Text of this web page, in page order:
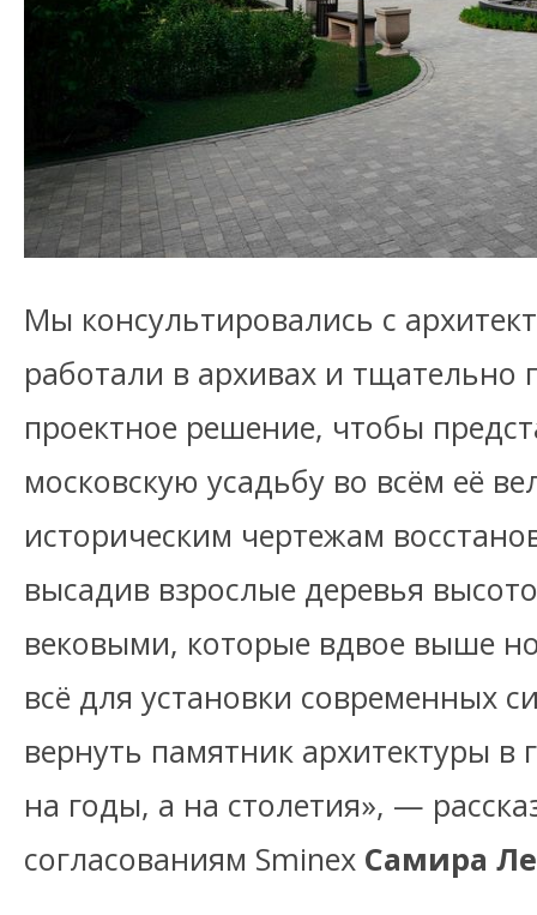
Мы консультировались с
работали в архивах и
проектное решение, чтобы
московскую усадьбу во всём её
историческим чертежам
высадив взрослые деревья
вековыми, которые вдвое выше
всё для установки современных
вернуть памятник архитектуры в
на годы, а на столетия», —
согласованиям Sminex Самира